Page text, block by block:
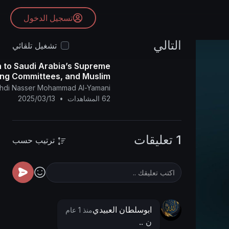
تسجيل الدخول
التالي
تشغيل تلقائي
Saudi Arabia’s Supreme
Committees, and Muslim
and use the Naked Eye.
Nasser Mohammad Al-Yamani
62 المشاهدات
•
2025/03/13
1 تعليقات ترتيب حسب
ابوسلطان العبيديمنذ 1 عام
ن ..